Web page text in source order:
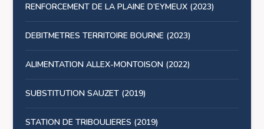
RENFORCEMENT DE LA PLAINE D’EYMEUX (2023)
DEBITMETRES TERRITOIRE BOURNE (2023)
ALIMENTATION ALLEX-MONTOISON (2022)
SUBSTITUTION SAUZET (2019)
STATION DE TRIBOULIERES (2019)